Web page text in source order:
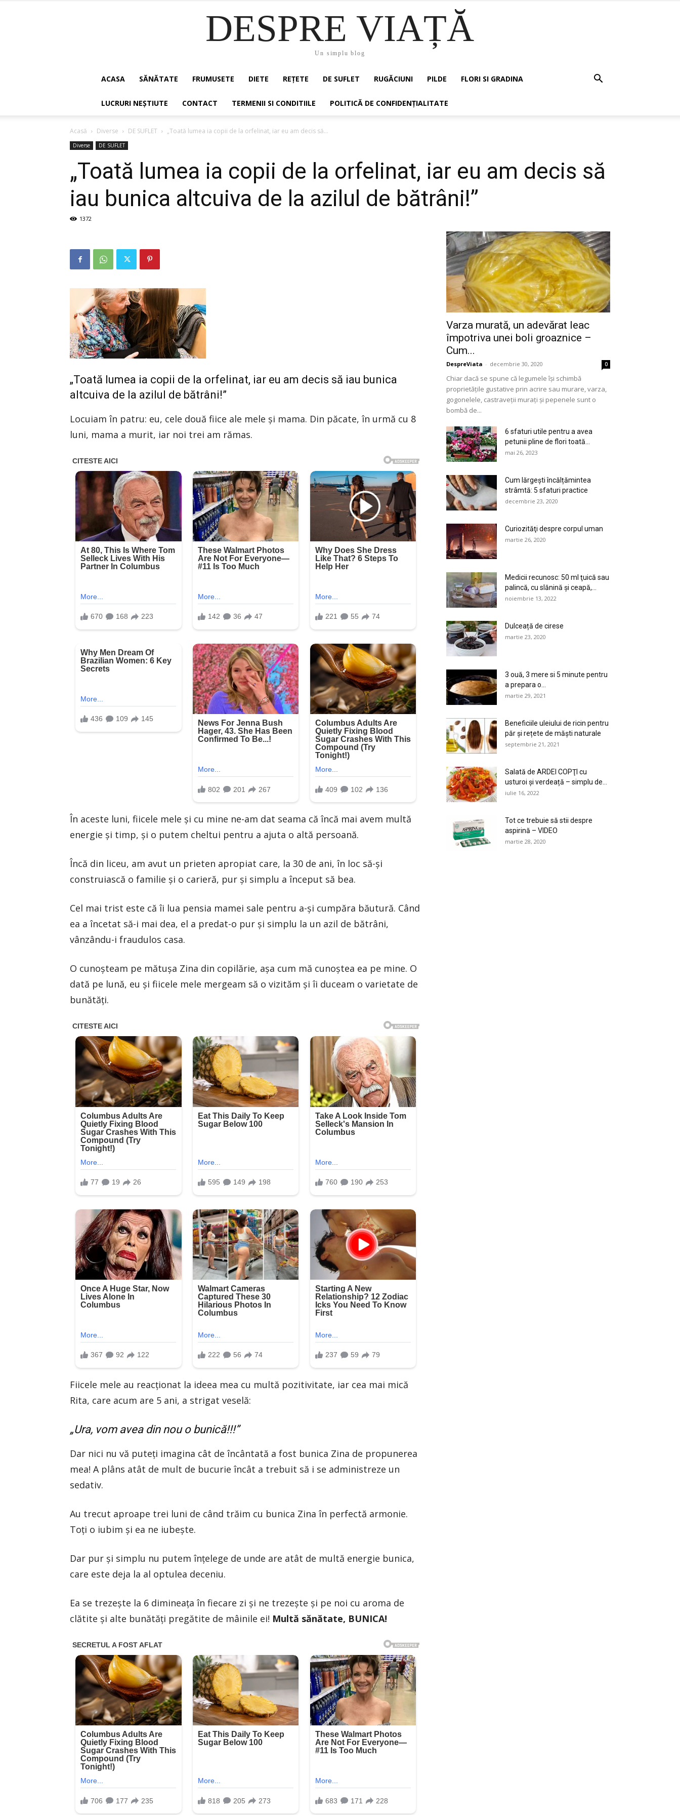
DESPRE VIAȚĂ
Un simplu blog
ACASA SĂNĂTATE FRUMUSETE DIETE REȚETE DE SUFLET RUGĂCIUNI PILDE FLORI SI GRADINA
LUCRURI NEȘTIUTE CONTACT TERMENII SI CONDITIILE POLITICĂ DE CONFIDENȚIALITATE
Acasă Diverse DE SUFLET „Toată lumea ia copii de la orfelinat, iar eu am decis să...
Diverse DE SUFLET
„Toată lumea ia copii de la orfelinat, iar eu am decis să
iau bunica altcuiva de la azilul de bătrâni!”
1372
„Toată lumea ia copii de la orfelinat, iar eu am decis să iau bunica
altcuiva de la azilul de bătrâni!”
Locuiam în patru: eu, cele două fiice ale mele și mama. Din păcate, în urmă cu 8
luni, mama a murit, iar noi trei am rămas.
În aceste luni, fiicele mele și cu mine ne-am dat seama că încă mai avem multă
energie și timp, și o putem cheltui pentru a ajuta o altă persoană.
Încă din liceu, am avut un prieten apropiat care, la 30 de ani, în loc să-și
construiască o familie și o carieră, pur și simplu a început să bea.
Cel mai trist este că îi lua pensia mamei sale pentru a-și cumpăra băutură. Când
ea a încetat să-i mai dea, el a predat-o pur și simplu la un azil de bătrâni,
vânzându-i fraudulos casa.
O cunoșteam pe mătușa Zina din copilărie, așa cum mă cunoștea ea pe mine. O
dată pe lună, eu și fiicele mele mergeam să o vizităm și îi duceam o varietate de
bunătăți.
Fiicele mele au reacționat la ideea mea cu multă pozitivitate, iar cea mai mică
Rita, care acum are 5 ani, a strigat veselă:
„Ura, vom avea din nou o bunică!!!”
Dar nici nu vă puteți imagina cât de încântată a fost bunica Zina de propunerea
mea! A plâns atât de mult de bucurie încât a trebuit să i se administreze un
sedativ.
Au trecut aproape trei luni de când trăim cu bunica Zina în perfectă armonie.
Toți o iubim și ea ne iubește.
Dar pur și simplu nu putem înțelege de unde are atât de multă energie bunica,
care este deja la al optulea deceniu.
Ea se trezește la 6 dimineața în fiecare zi și ne trezește și pe noi cu aroma de
clătite și alte bunătăți pregătite de mâinile ei! Multă sănătate, BUNICA!
Varza murată, un adevărat leac
împotriva unei boli groaznice –
Cum...
DespreViata - decembrie 30, 2020 0
Chiar dacă se spune că legumele își schimbă
proprietățile gustative prin acrire sau murare, varza,
gogonelele, castraveții murați și pepenele sunt o
bombă de...
6 sfaturi utile pentru a avea
petunii pline de flori toată...
mai 26, 2023
Cum lărgești încălțămintea
strâmtă: 5 sfaturi practice
decembrie 23, 2020
Curiozităţi despre corpul uman
martie 26, 2020
Medicii recunosc: 50 ml ţuică sau
palincă, cu slănină şi ceapă,...
noiembrie 13, 2022
Dulceață de cirese
martie 23, 2020
3 ouă, 3 mere si 5 minute pentru
a prepara o...
martie 29, 2021
Beneficiile uleiului de ricin pentru
păr și rețete de măști naturale
septembrie 21, 2021
Salată de ARDEI COPŢI cu
usturoi și verdeață – simplu de...
iulie 16, 2022
Tot ce trebuie să stii despre
aspirină – VIDEO
martie 28, 2020